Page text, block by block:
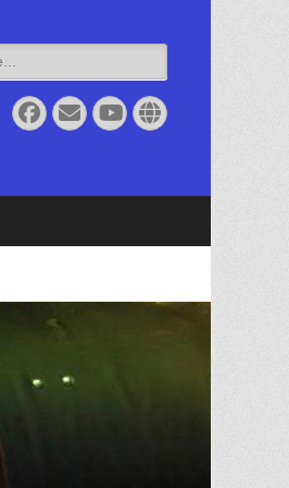
Facebook
EmailYouTube
Website